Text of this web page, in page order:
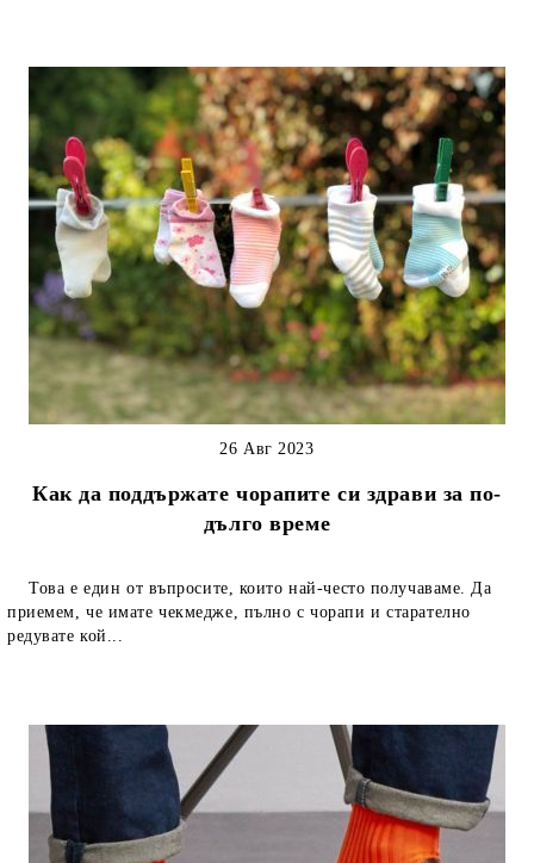
Как да поддържате чорапите си здрави за по-
дълго време
26 Авг 2023
Това е един от въпросите, които най-често получаваме. Да
приемем, че имате чекмедже, пълно с чорапи и старателно
редувате кой...